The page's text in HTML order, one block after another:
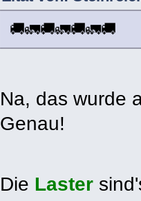
🚚🚛🚚🚛🚚🚛🚚
Na, das wurde
Genau!
Die Laster